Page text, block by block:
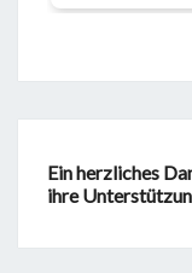
Ein herzliches
ihre